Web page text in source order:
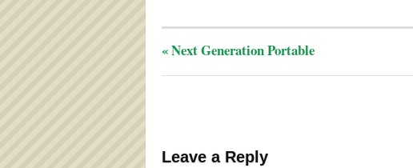
«Next Generation Portable
Leave a Reply